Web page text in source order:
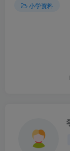
小学资料